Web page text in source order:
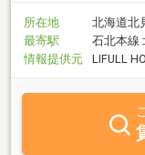
所在地
北海道北
最寄駅
石北本線
情報提供元
LIFULL